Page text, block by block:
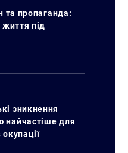
та пропаганда:
життя під
зникнення
найчастіше для